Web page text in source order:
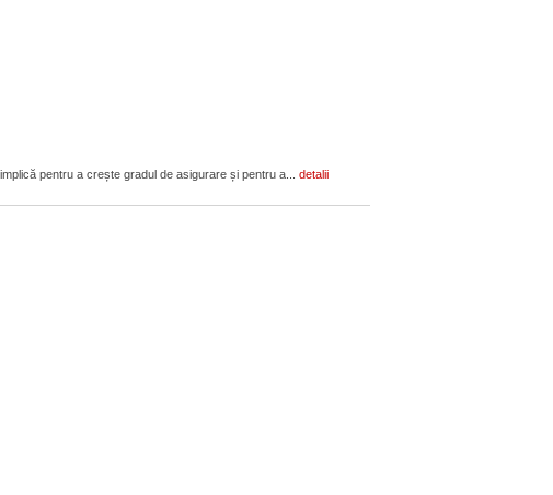
pentru a crește gradul de asigurare și pentru a... detalii